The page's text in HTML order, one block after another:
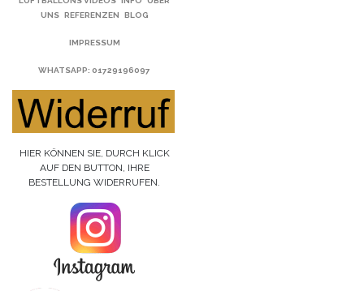
UNS REFERENZEN BLOG
IMPRESSUM
WHATSAPP: 01729196097
HIER KÖNNEN SIE, DURCH KLICK
AUF DEN BUTTON, IHRE
BESTELLUNG WIDERRUFEN.